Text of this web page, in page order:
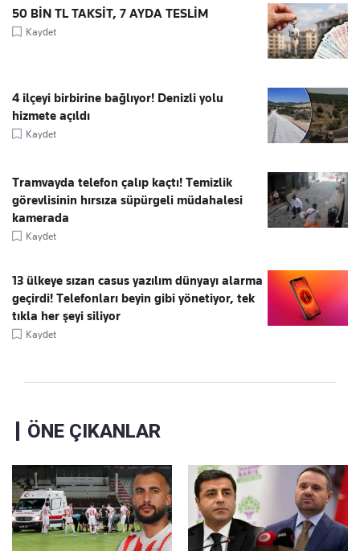
50 BİN TL TAKSİT, 7 AYDA TESLİM
Kaydet
4 ilçeyi birbirine bağlıyor! Denizli yolu
hizmete açıldı
Kaydet
Tramvayda telefon çalıp kaçtı! Temizlik
görevlisinin hırsıza süpürgeli müdahalesi
kamerada
Kaydet
13 ülkeye sızan casus yazılım dünyayı alarma
geçirdi! Telefonları beyin gibi yönetiyor, tek
tıkla her şeyi siliyor
Kaydet
ÖNE ÇIKANLAR